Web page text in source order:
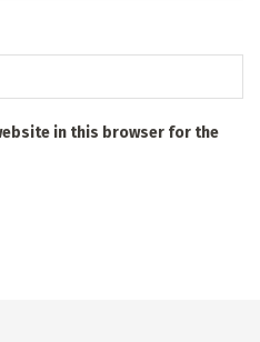
in this browser for the